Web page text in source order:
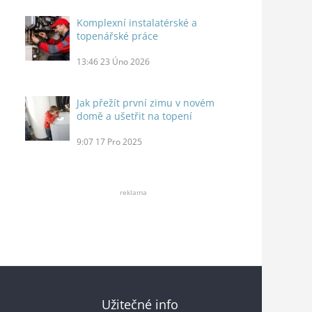
Komplexní instalatérské a
topenářské práce
13:46 23 Úno 2026
Jak přežít první zimu v novém
domě a ušetřit na topení
9:07 17 Pro 2025
reklama
Užitečné info